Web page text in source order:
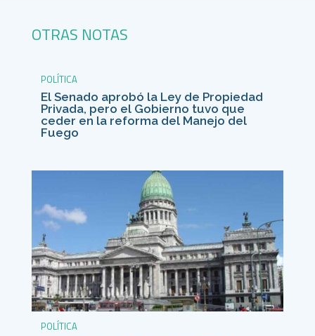
OTRAS NOTAS
POLÍTICA
El Senado aprobó la Ley de Propiedad
Privada, pero el Gobierno tuvo que
ceder en la reforma del Manejo del
Fuego
POLÍTICA